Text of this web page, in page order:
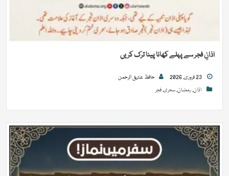
اذانِ فجر سے پہلے کھانا پینا ترک کریں
حافظ عتیق الرحمن
اذان,رمضان,سحری,فجر